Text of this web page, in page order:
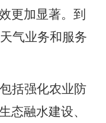
更加显著。到
气业务和服务
括强化农业防
态融水建设、